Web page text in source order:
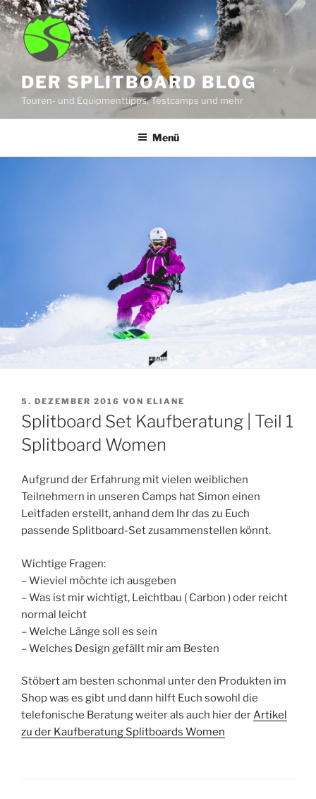
Zum
Inhalt
springen
DER SPLITBOARD BLOG
Touren- und Equipmenttipps, Testcamps und mehr
Menü
VERÖFFENTLICHT
AM
5. DEZEMBER 2016 VON ELIANE
Splitboard Set Kaufberatung | Teil 1
Splitboard Women
Aufgrund der Erfahrung mit vielen weiblichen
Teilnehmern in unseren Camps hat Simon einen
Leitfaden erstellt, anhand dem Ihr das zu Euch
passende Splitboard-Set zusammenstellen könnt.
Wichtige Fragen:
– Wieviel möchte ich ausgeben
– Was ist mir wichtigt, Leichtbau ( Carbon ) oder reicht
normal leicht
– Welche Länge soll es sein
– Welches Design gefällt mir am Besten
Stöbert am besten schonmal unter den Produkten im
Shop was es gibt und dann hilft Euch sowohl die
telefonische Beratung weiter als auch hier derArtikel
zu der Kaufberatung Splitboards Women